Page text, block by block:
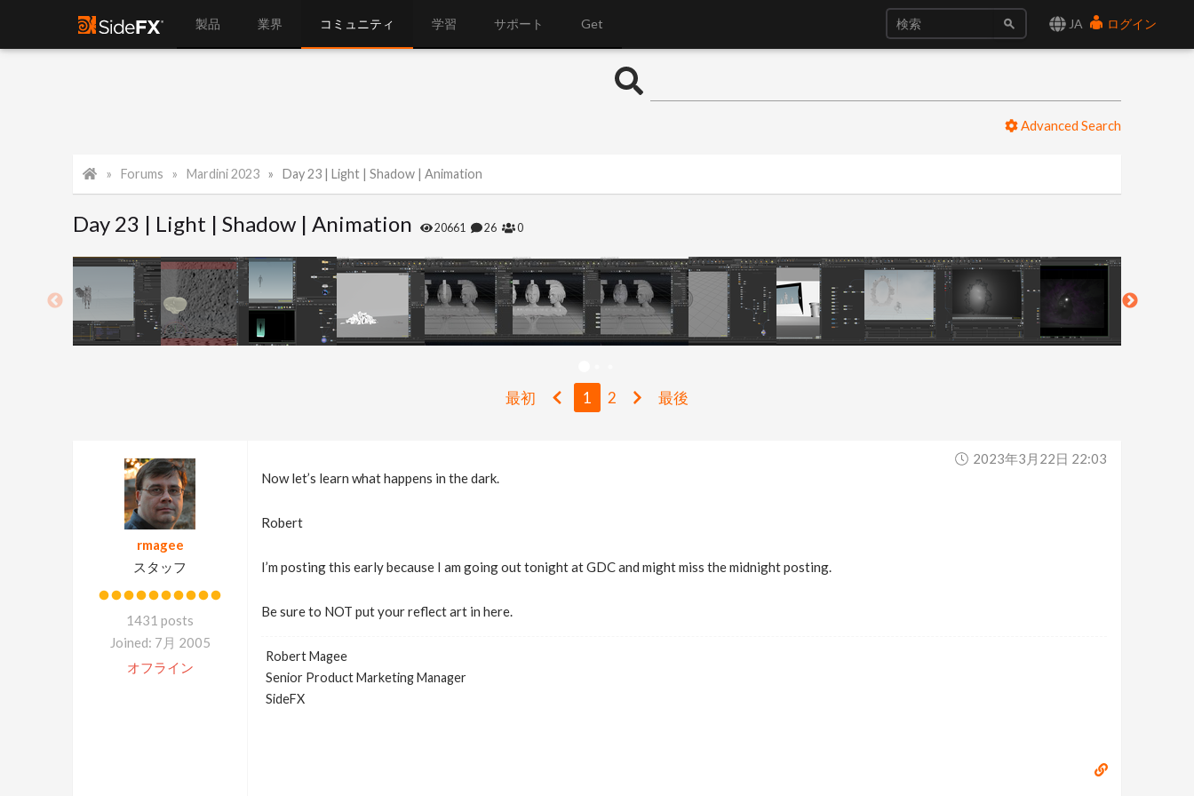
JA ログイン
製品 業界 コミュニティ 学習 サポート Get
Advanced Search
Forums Mardini 2023 Day 23 | Light | Shadow | Animation
Day 23 | Light | Shadow | Animation 20661 26 0
最初 1 2 最後
rmagee
スタッフ
1431 posts
Joined: 7月 2005
オフライン
2023年3月22日 22:03
Now let’s learn what happens in the dark.
Robert
I’m posting this early because I am going out tonight at GDC and might miss the midnight posting.
Be sure to NOT put your reflect art in here.
Robert Magee
Senior Product Marketing Manager
SideFX